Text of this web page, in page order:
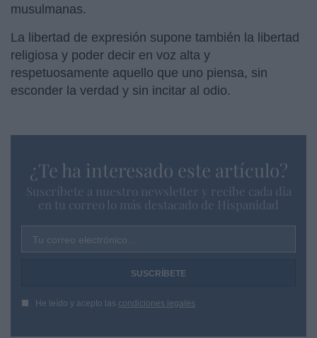
musulmanas.
La libertad de expresión supone también la libertad
religiosa y poder decir en voz alta y
respetuosamente aquello que uno piensa, sin
esconder la verdad y sin incitar al odio.
¿Te ha interesado este artículo?
Suscríbete a nuestro newsletter y recibe cada dia
en tu correo lo más destacado de Hispanidad
Tu correo electrónico...
He leído y acepto las condiciones legales